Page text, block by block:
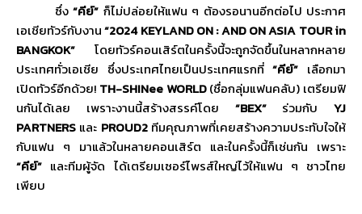
ซึ่ง“คีย์” ก็ไม่ปล่อยให้แฟน ๆ ต้องรอนานอีกต่อไป ประกาศ
เอเชียทัวร์กับงาน“2024KEYLAND ON : AND ON ASIA TOUR in
BANGKOK”
โดยทัวร์คอนเสิร์ตในครั้งนี้จะถูกจัดขึ้นในหลากหลาย
ประเทศทั่วเอเชีย ซึ่งประเทศไทยเป็นประเทศแรกที่“คีย์” เลือกมา
เปิดทัวร์อีกด้วย! TH-SHINee WORLD(ชื่อกลุ่มแฟนคลับ) เตรียมฟิ
นกันได้เลย เพราะงานนี้สร้างสรรค์โดย “BEX” ร่วมกับ YJ
PARTNERS และ PROUD2 ทีมคุณภาพที่เคยสร้างความประทับใจให้
กับแฟน ๆ มาแล้วในหลายคอนเสิร์ต และในครั้งนี้ก็เช่นกัน เพราะ
“คีย์” และทีมผู้จัด ได้เตรียมเซอร์ไพรส์ใหญ่ไว้ให้แฟน ๆ ชาวไทย
เพียบ